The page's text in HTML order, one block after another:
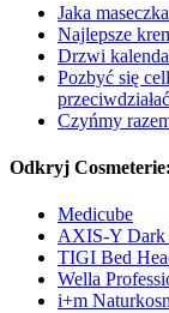
Jaka
Najlepsze
Drzwi
Pozbyć się
Czyńmy
Odkryj Cosmeterie:
Medicube
AXIS-Y Dark
TIGI Bed
Wella
i+m